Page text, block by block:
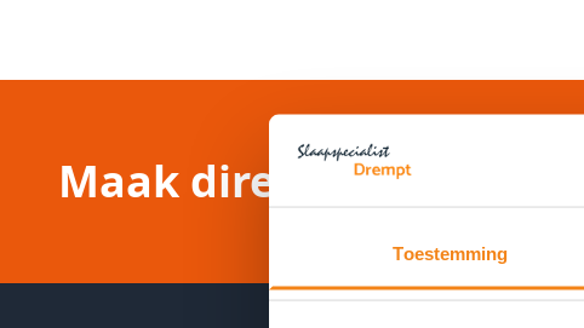
Toestemming
Maak direct online een